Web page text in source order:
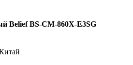
Belief BS-CM-860X-E3SG